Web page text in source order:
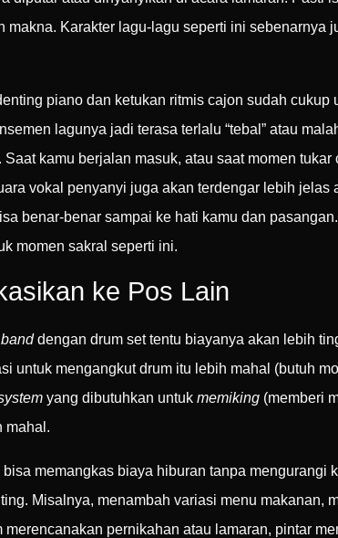
makna. Karakter lagu-lagu seperti ini sebenarnya
piano dan ketukan ritmis cajon sudah
lagunya jadi terasa terlalu “tebal” atau
kamu berjalan masuk, atau saat momen
vokal penyanyi juga akan terdengar lebih jelas
benar-benar sampai ke hati kamu dan
momen sakral seperti ini.
ke Pos Lain
dengan drum set tentu biayanya akan lebih
untuk mengangkut drum itu lebih mahal (butuh
yang dibutuhkan untuk memiking (memberi
mahal.
memangkas biaya hiburan tanpa
Misalnya, menambah variasi menu makanan,
merencanakan pernikahan atau lamaran, pintar